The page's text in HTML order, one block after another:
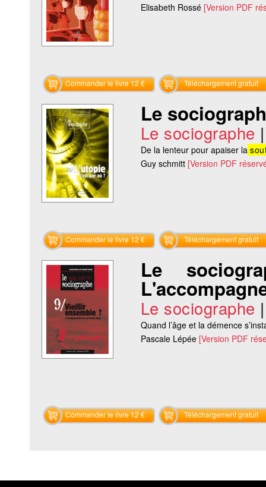
Elisabeth Rossé [Version PDF
Commander le livre 12 € Téléchargement gratuit
Le
Le sociographe
De la lenteur pour apaiser la
Guy schmitt [Version PDF
Commander le livre 12 € Téléchargement gratuit
Le
Le sociographe
Quand l’âge et la démence
Pascale Lépée [Version PDF
Commander le livre 12 € Téléchargement gratuit